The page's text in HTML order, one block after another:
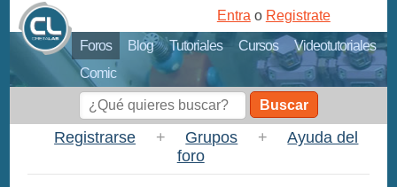
Foros Blog Tutoriales Cursos
Videotutoriales
Comic
Entra o Registrate
Buscar
Registrarse + Grupos +
Ayuda del
foro